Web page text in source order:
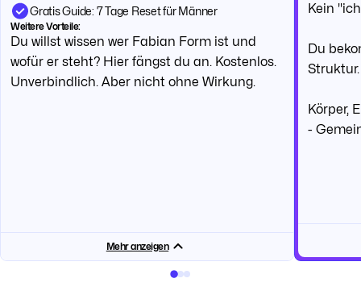
Gratis Guide: 7 Tage Reset für Männer
Weitere Vorteile:
Du willst wissen wer Fabian Form ist und
wofür er steht? Hier fängst du an. Kostenlos.
Unverbindlich. Aber nicht ohne Wirkung.
Mehr anzeigen
Kein
Du
Körper,
-